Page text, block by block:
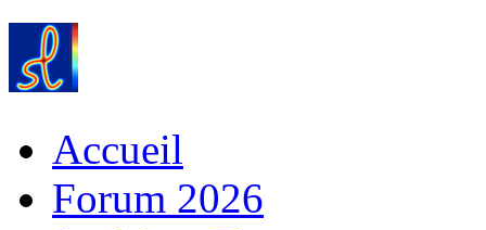
Accueil
Forum 2026